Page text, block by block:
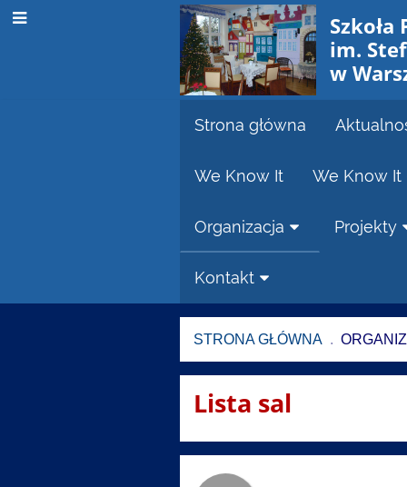
im.
w
Strona główna
We Know It We Know It
Organizacja Projekty
Kontakt
STRONA GŁÓWNA .
Sale
szkolne
Lista sal